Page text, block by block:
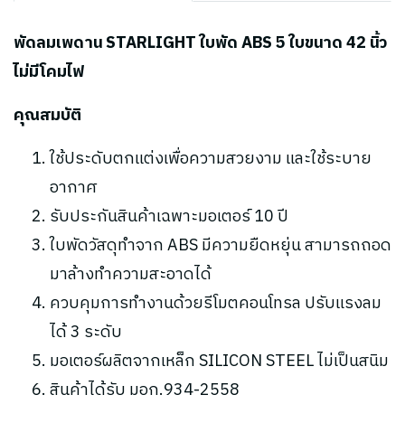
พัดลมเพดาน STARLIGHT ใบพัด ABS 5 ใบขนาด 42 นิ้ว
ไม่มีโคมไฟ
คุณสมบัติ
ใช้ประดับตกแต่งเพื่อความสวยงาม และใช้ระบาย
อากาศ
รับประกันสินค้าเฉพาะมอเตอร์ 10 ปี
ใบพัดวัสดุทำจาก ABS มีความยืดหยุ่น สามารถถอด
มาล้างทำความสะอาดได้
ควบคุมการทำงานด้วยรีโมตคอนโทรล ปรับแรงลม
ได้ 3 ระดับ
มอเตอร์ผลิตจากเหล็ก SILICON STEEL ไม่เป็นสนิม
สินค้าได้รับ มอก.934-2558